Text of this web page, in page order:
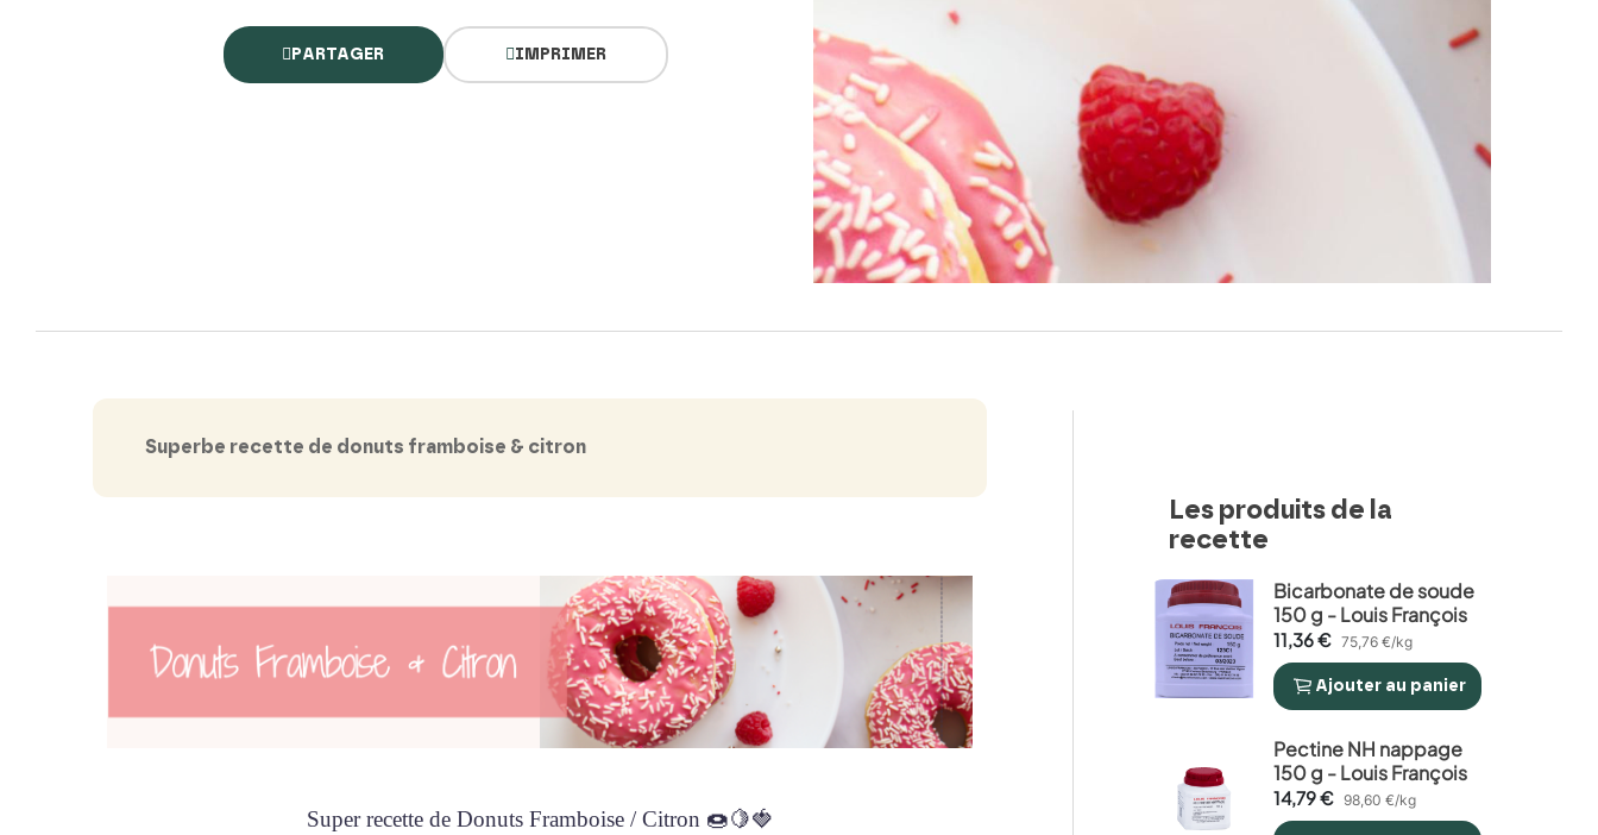
PARTAGER IMPRIMER
Superbe recette de donuts framboise & citron
Super recette de Donuts Framboise / Citron 🍩🍋🍓
Les produits de la
recette
Bicarbonate de soude
150 g - Louis François
11,36 € 75,76 €/kg
 
Ajouter au panier
Pectine NH nappage
150 g - Louis François
14,79 € 98,60 €/kg